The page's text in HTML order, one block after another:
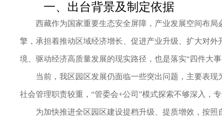
一、出台背景及制定依据
西藏作为国家重要生态安全屏障，产业发展空间布
擎，承担着推动区域经济增长、促进产业升级、扩大对
境、驱动经济高质量发展的现实路径，也是落实“四件大
当前，我区园区发展仍面临一些突出问题，主要表
社会管理职责较重，“管委会+公司”模式探索不够深入，
为加快推进全区园区建设提档升级、提质增效，按